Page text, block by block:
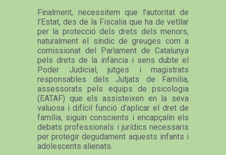
Finalment, necessitem que l’autoritat de
l’Estat, des de la Fiscalia que ha de vetllar
per la protecció dels drets dels menors,
naturalment el síndic de greuges com a
comissionat del Parlament de Catalunya
pels drets de la infància i sens dubte el
Poder Judicial, jutges i magistrats
responsables dels Jutjats de Família,
assessorats pels equips de psicologia
(EATAF) que els assisteixen en la seva
valuosa i difícil funció d’aplicar el dret de
família, siguin conscients i encapçalin els
debats professionals i jurídics necessaris
per protegir degudament aquests infants i
adolescents alienats.